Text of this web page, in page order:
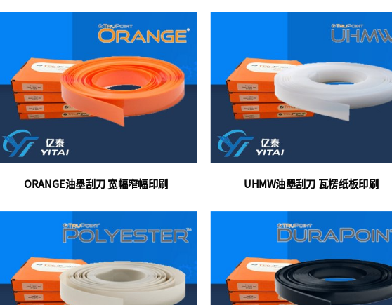
ORANGE油墨刮刀 宽幅窄幅印刷 UHMW油墨刮刀 瓦楞纸板印刷